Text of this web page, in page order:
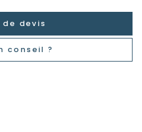
de devis
conseil ?